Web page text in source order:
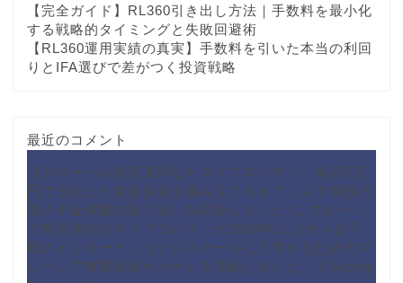
【完全ガイド】RL360引き出し方法｜手数料を最小化
する戦略的タイミングと失敗回避術
【RL360運用実績の真実】手数料を引いた本当の利回
りとIFA選びで差がつく投資戦略
最近のコメント
【グローバル資産運用ならマイプロパティ 毎月5万
円で安心した老後資金を積み立てるオフショア保険の
個人年金保険の取り扱いを開始しました に マレーシ
ア教育移住のマイプロパティが2024年11月からお子
様のインターナショナルスクールに入学するためのマ
レーシア教育移住サポートを開始しました。 | Shoply